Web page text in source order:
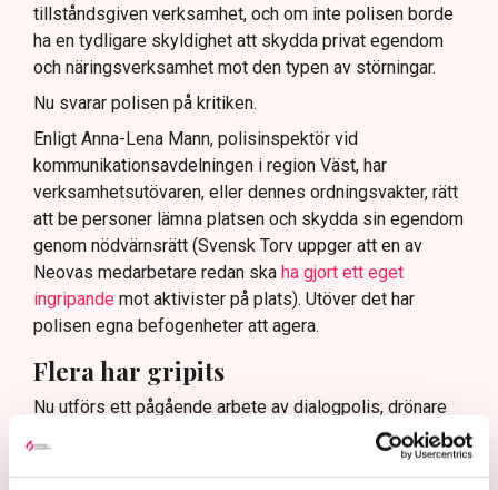
tillståndsgiven verksamhet, och om inte polisen borde
ha en tydligare skyldighet att skydda privat egendom
och näringsverksamhet mot den typen av störningar.
Nu svarar polisen på kritiken.
Enligt Anna-Lena Mann, polisinspektör vid
kommunikationsavdelningen i region Väst, har
verksamhetsutövaren, eller dennes ordningsvakter, rätt
att be personer lämna platsen och skydda sin egendom
genom nödvärnsrätt (Svensk Torv uppger att en av
Neovas medarbetare redan ska ha gjort ett eget
ingripande mot aktivister på plats). Utöver det har
polisen egna befogenheter att agera.
Flera har gripits
Nu utförs ett pågående arbete av dialogpolis, drönare